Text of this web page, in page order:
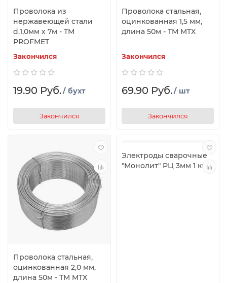
Проволока из
нержавеющей стали
d.1,0мм х 7м - ТМ
PROFMET
Закончился
19.90 Руб./ бухт
Закончился
Проволока стальная,
оцинкованная 1,5 мм,
длина 50м - TM MTX
Закончился
69.90 Руб./ шт
Закончился
Проволока стальная,
оцинкованная 2,0 мм,
длина 50м - TM MTX
Электроды сварочные
"Монолит" РЦ 3мм 1 кг